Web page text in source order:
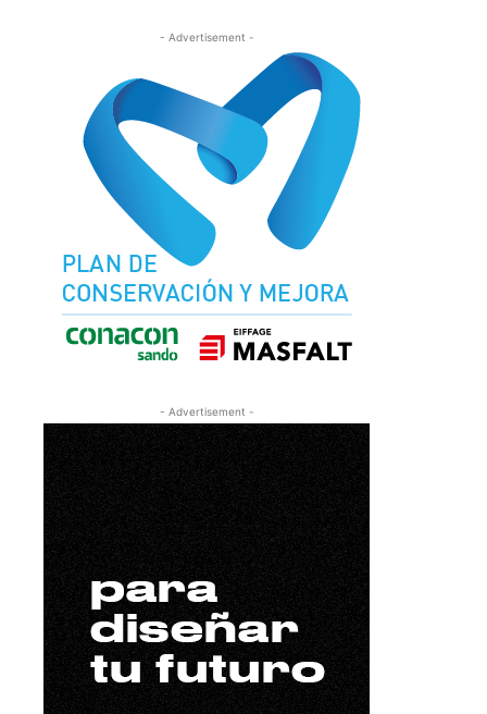
- Advertisement -
- Advertisement -